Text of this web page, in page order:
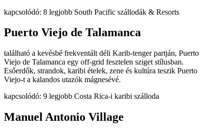
kapcsolódó: 8 legjobb South Pacific szállodák & Resorts
Puerto Viejo de Talamanca
található a kevésbé frekventált déli Karib-tenger partján, Puerto
Viejo de Talamanca egy off-grid fesztelen sziget stílusban.
Esőerdők, strandok, karibi ételek, zene és kultúra teszik Puerto
Viejo-t a kalandos utazók mágnesévé.
kapcsolódó: 9 legjobb Costa Rica-i karibi szálloda
Manuel Antonio Village